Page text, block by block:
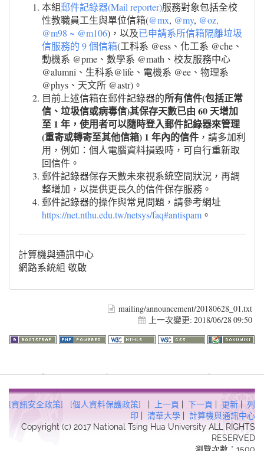
本組郵件記錄器(Mail reporter)服務對象包括全校
性教職員工生與單位信箱(@mx, @my, @oz,
@m98 ~ @m106)，以及已申請系所信箱隔離垃圾
信服務的 9 個信箱(工科系 @ess、化工系 @che、
動機系 @pme、數學系 @math、校友服務中心
@alumni、生科系@life、電機系 @ee、物理系
@phys、天文所 @astr)。
目前上述信箱在郵件記錄器的所有信件(包括正常
信、垃圾信或病毒信)其保存天數已由 60 天增加
至 1 年，使用者可以隨時登入郵件記錄器來管理
(重寄或轉寄至其他信箱) 1 年內的信件 ，請多加利
用，例如：個人電腦資料損毀時，可自行重新取
回信件。
郵件記錄器保存天數未來視系統空間狀況，再調
整增加，以提供更長久的信件保存服務。
郵件記錄器的操作與常見問題，請參考網址
https://net.nthu.edu.tw/netsys/faq#antispam 。
計算機與通訊中心
網路系統組 敬啟
mailing/announcement/20180628_01.txt
上一次變更: 2018/06/28 09:50
[資訊安全政策] [個人資料保護政策] | 上一頁 | 下一頁 | 更新 | 列
印 | 清華大學 | 計算機與通訊中心
Copyright (c) 2017 National Tsing Hua University ALL RIGHTS
RESERVED
瀏覽次數：1500
Warning: file_get_contents(http://www.geoplugin.net/php.gp?
ip=216.73.216.95): failed to open stream: HTTP request failed!
HTTP/1.1 403 Forbidden in
/usr/local/dokuwiki2017/lib/plugins/quickstats/action.phpon line